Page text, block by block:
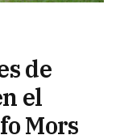
de
el
Mors